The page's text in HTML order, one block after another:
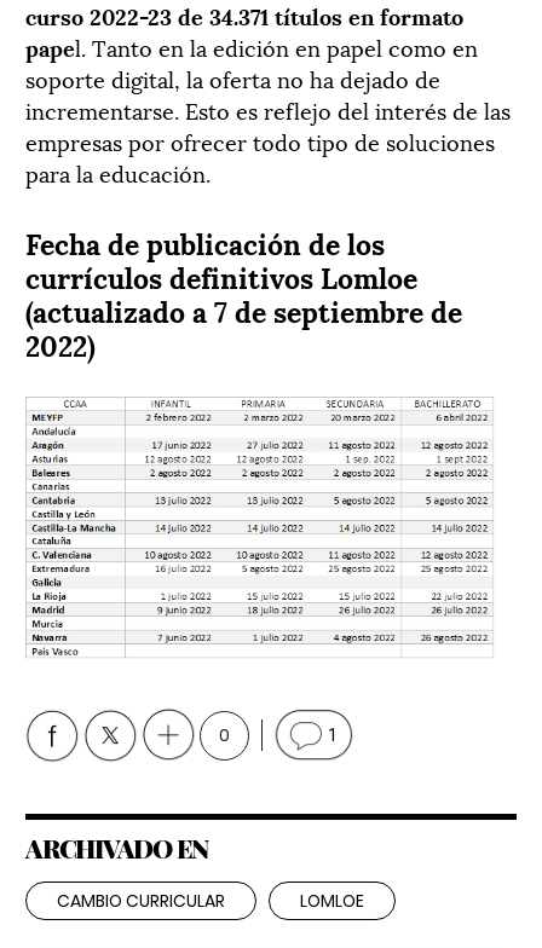
curso 2022-23 de 34.371 títulos en formato
papel. Tanto en la edición en papel como en
soporte digital, la oferta no ha dejado de
incrementarse. Esto es reflejo del interés de las
empresas por ofrecer todo tipo de soluciones
para la educación.
Fecha de publicación de los
currículos definitivos Lomloe
(actualizado a 7 de septiembre de
2022)
0 1
ARCHIVADO EN
CAMBIO CURRICULAR LOMLOE